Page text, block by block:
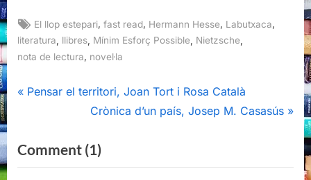
Tags:
El llop estepari ,fast read Hermann Hesse Labutxaca
literatura
llibres Mínim Esforç Possible Nietzsche
nota de lectura, novel·la
Navegació
P
v
i
Pensar el territori, Joan Tort i Rosa Català
N
x
t
Crònica d’un país, Josep M. Casasús
Comment (1)on
“El